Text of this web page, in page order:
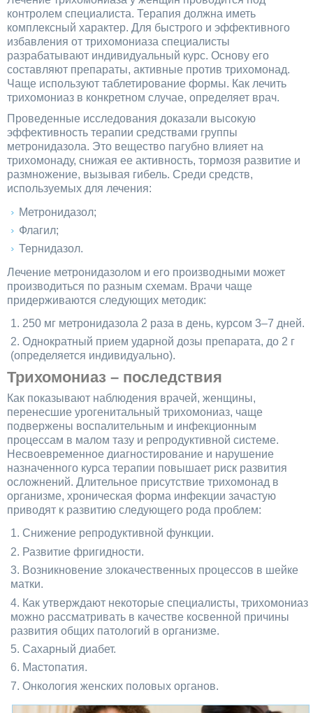
контролем специалиста. Терапия должна иметь
комплексный характер. Для быстрого и эффективного
избавления от трихомониаза специалисты
разрабатывают индивидуальный курс. Основу его
составляют препараты, активные против трихомонад.
Чаще используют таблетирование формы. Как лечить
трихомониаз в конкретном случае, определяет врач.
Проведенные исследования доказали высокую
эффективность терапии средствами группы
метронидазола. Это вещество пагубно влияет на
трихомонаду, снижая ее активность, тормозя развитие и
размножение, вызывая гибель. Среди средств,
используемых для лечения:
Метронидазол;
Флагил;
Тернидазол.
Лечение метронидазолом и его производными может
производиться по разным схемам. Врачи чаще
придерживаются следующих методик:
250 мг метронидазола 2 раза в день, курсом 3–7 дней.
Однократный прием ударной дозы препарата, до 2 г
(определяется индивидуально).
Трихомониаз – последствия
Как показывают наблюдения врачей, женщины,
перенесшие урогенитальный трихомониаз, чаще
подвержены воспалительным и инфекционным
процессам в малом тазу и репродуктивной системе.
Несвоевременное диагностирование и нарушение
назначенного курса терапии повышает риск развития
осложнений. Длительное присутствие трихомонад в
организме, хроническая форма инфекции зачастую
приводят к развитию следующего рода проблем:
Снижение репродуктивной функции.
Развитие фригидности.
Возникновение злокачественных процессов в шейке
матки.
Как утверждают некоторые специалисты, трихомониаз
можно рассматривать в качестве косвенной причины
развития общих патологий в организме.
Сахарный диабет.
Мастопатия.
Онкология женских половых органов.